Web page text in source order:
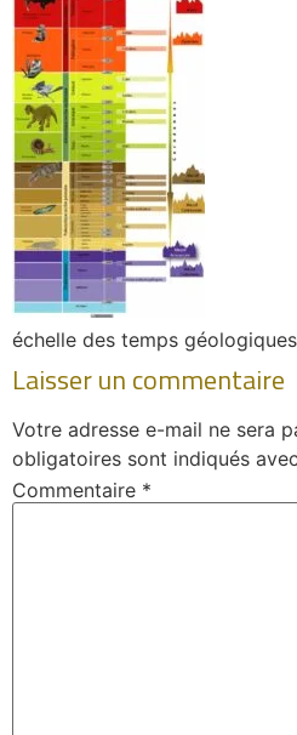
échelle des temps géologiques
Laisser un commentaire
Votre adresse e-mail ne sera
obligatoires sont indiqués avec
Commentaire *